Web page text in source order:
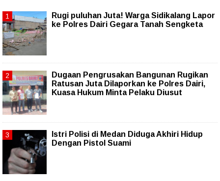
Rugi puluhan Juta! Warga Sidikalang Lapor
ke Polres Dairi Gegara Tanah Sengketa
Dugaan Pengrusakan Bangunan Rugikan
Ratusan Juta Dilaporkan ke Polres Dairi,
Kuasa Hukum Minta Pelaku Diusut
Istri Polisi di Medan Diduga Akhiri Hidup
Dengan Pistol Suami